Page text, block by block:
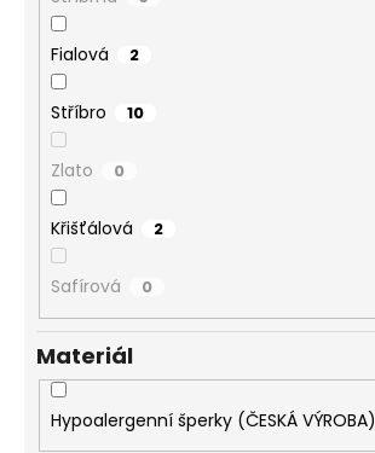
Fialová 2
Stříbro 10
Zlato 0
Křišťálová 2
Safírová 0
Materiál
Hypoalergenní šperky (ČESKÁ VÝROBA)